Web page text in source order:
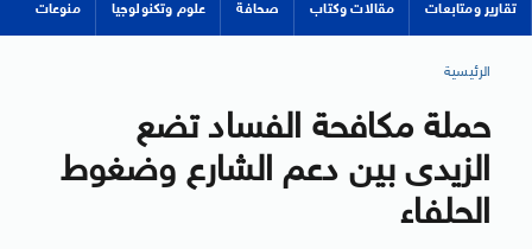
تقارير ومتابعات مقالات وكتاب صحافة علوم وتكنولوجيا منوعات
الرئيسية
حملة مكافحة الفساد تضع
الزيدى بين دعم الشارع وضغوط
الحلفاء